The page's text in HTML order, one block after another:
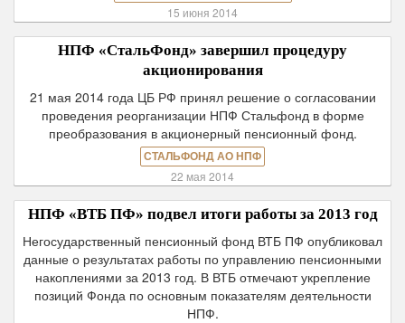
15 июня 2014
НПФ «СтальФонд» завершил процедуру
акционирования
21 мая 2014 года ЦБ РФ принял решение о согласовании
проведения реорганизации НПФ Стальфонд в форме
преобразования в акционерный пенсионный фонд.
СТАЛЬФОНД АО НПФ
22 мая 2014
НПФ «ВТБ ПФ» подвел итоги работы за 2013 год
Негосударственный пенсионный фонд ВТБ ПФ опубликовал
данные о результатах работы по управлению пенсионными
накоплениями за 2013 год. В ВТБ отмечают укрепление
позиций Фонда по основным показателям деятельности
НПФ.